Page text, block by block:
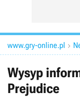
www.gry-online.pl 
Wysyp
Prejudice